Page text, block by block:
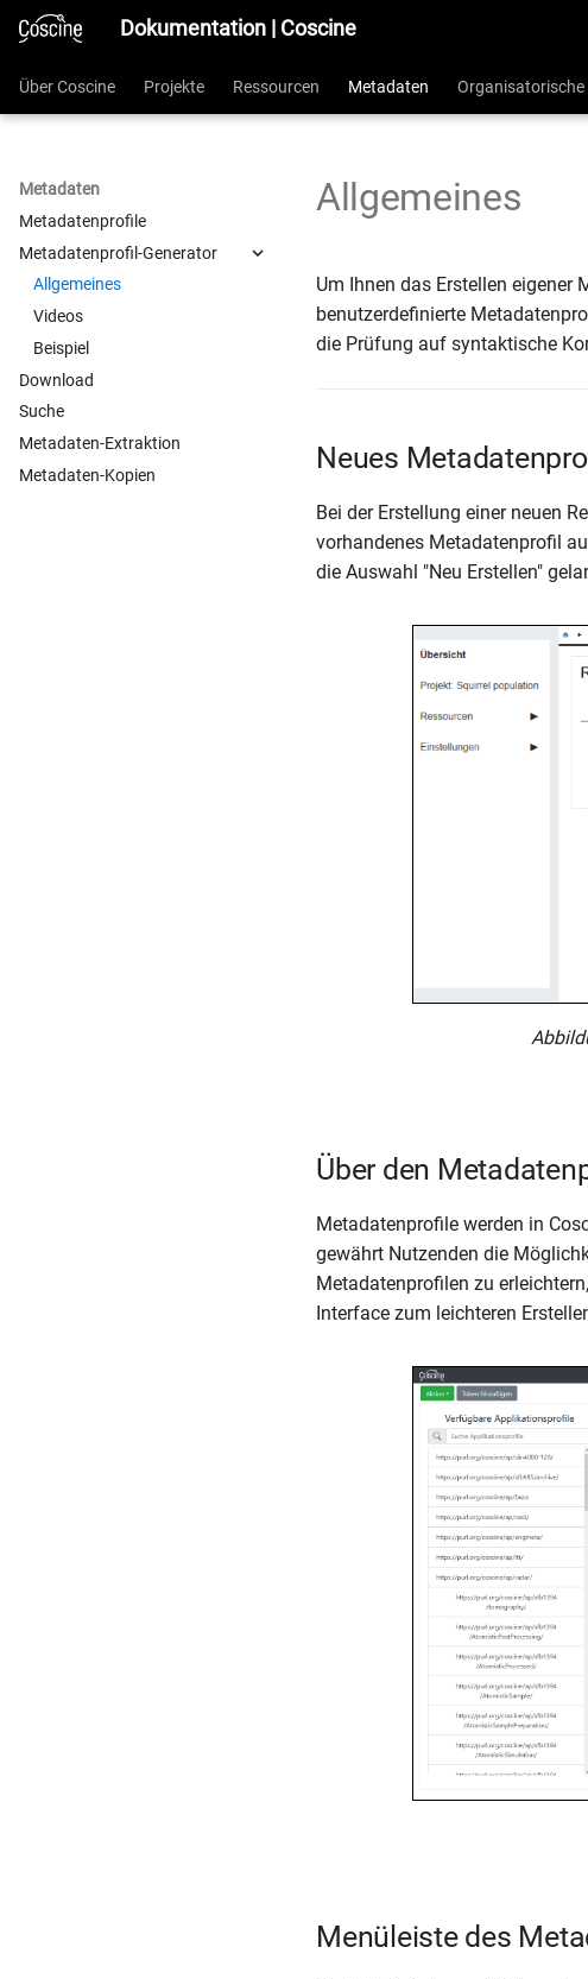
Dokumentation | Coscine
Über Coscine Projekte Ressourcen Metadaten Organisatorische
Metadaten
Metadatenprofile
Metadatenprofil-Generator
Allgemeines
Videos
Beispiel
Download
Suche
Metadaten-Extraktion
Metadaten-Kopien
Allgemeines
Um Ihnen das Erstellen eigener
benutzerdefinierte
die Prüfung auf syntaktische
Neues
Bei der Erstellung einer neuen
vorhandenes Metadatenprofil
die Auswahl "Neu Erstellen"
Über den
Metadatenprofile werden in
gewährt Nutzenden die
Metadatenprofilen zu
Interface zum leichteren
Menüleiste des